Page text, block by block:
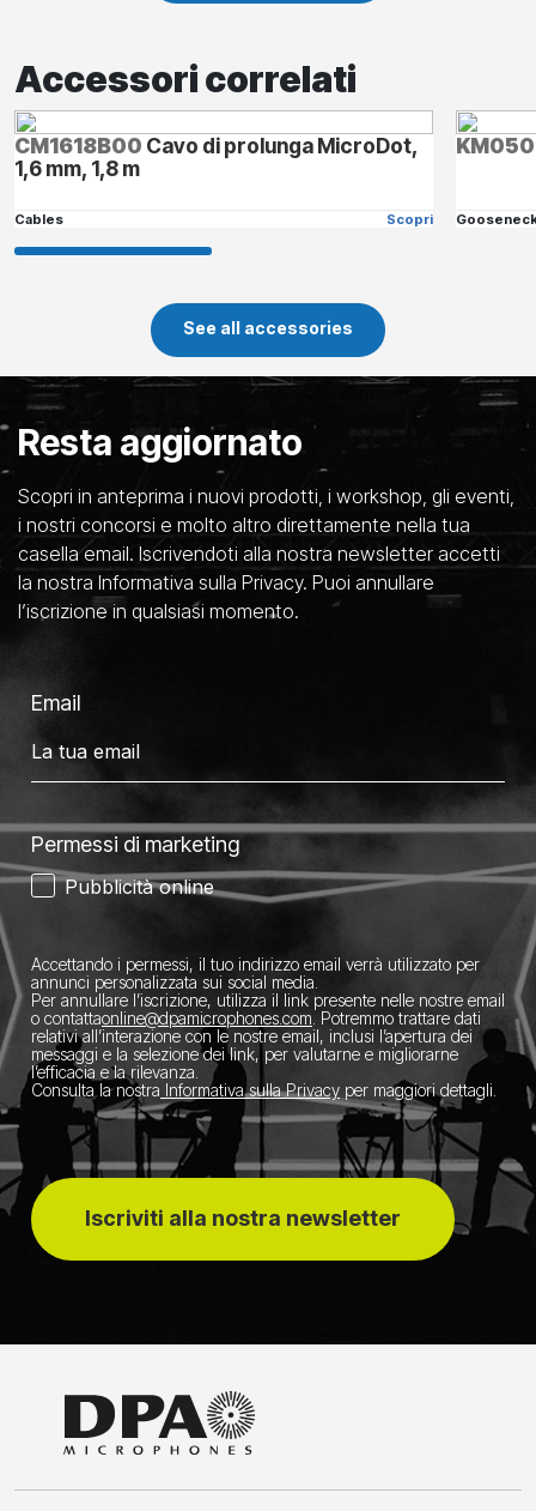
Accessori correlati
CM1618B00 Cavo di prolunga MicroDot,
1,6 mm, 1,8 m
Cables Scopri
See all accessories
Resta aggiornato
Scopri in anteprima i nuovi prodotti, i workshop, gli eventi,
i nostri concorsi e molto altro direttamente nella tua
casella email. Iscrivendoti alla nostra newsletter accetti
la nostra Informativa sulla Privacy. Puoi annullare
l’iscrizione in qualsiasi momento.
Email
Permessi di marketing
Pubblicità online
Accettando i permessi, il tuo indirizzo email verrà utilizzato per
annunci personalizzata sui social media.
Per annullare l’iscrizione, utilizza il link presente nelle nostre email
o contatta​online@dpamicrophones.com . Potremmo trattare dati
relativi all’interazione con le nostre email, inclusi l’apertura dei
messaggi e la selezione dei link, per valutarne e migliorarne
l’efficacia e la rilevanza.
Consulta la nostra Informativa sulla Privacy per maggiori dettagli.
Iscriviti alla nostra newsletter